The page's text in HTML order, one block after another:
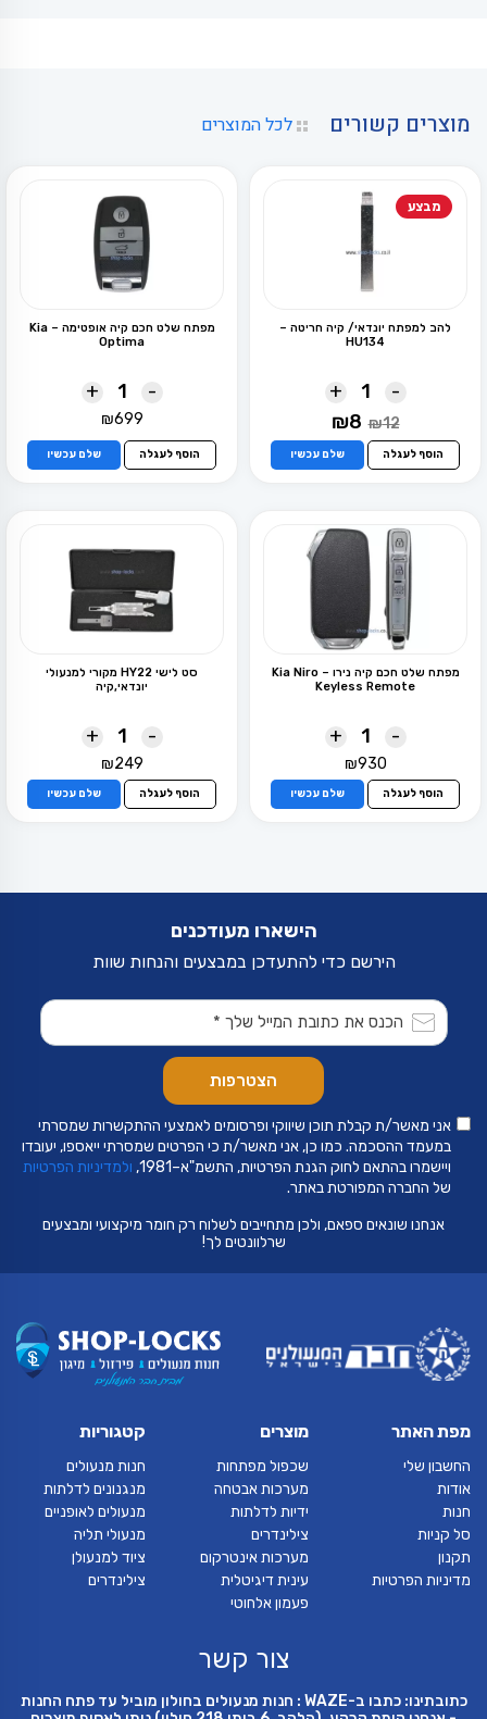
מוצרים קשורים לכל המוצרים
מבצע
להב למפתח יונדאי/ קיה חריטה –
HU134
-
+
₪12
המחיר
היה:
₪12.
₪8
הוא:
₪8.
הוסף לעגלה שלם עכשיו
מפתח שלט חכם קיה אופטימה – Kia
Optima
-
+
₪699
הוסף לעגלה שלם עכשיו
מפתח שלט חכם קיה נירו – Kia Niro
Keyless Remote
-
+
₪930
הוסף לעגלה שלם עכשיו
סט לישי HY22 מקורי למנעולי
יונדאי,קיה
-
+
₪249
הוסף לעגלה שלם עכשיו
הישארו מעודכנים
הירשם כדי להתעדכן במבצעים והנחות שוות
אני מאשר/ת קבלת תוכן שיווקי ופרסומים לאמצעי ההתקשרות שמסרתי
במעמד ההסכמה. כמו כן, אני מאשר/ת כי הפרטים שמסרתי ייאספו, יעובדו
ויישמרו בהתאם לחוק הגנת הפרטיות, התשמ"א–1981,
ולמדיניות הפרטיות
של החברה המפורטת באתר.
אנחנו שונאים ספאם, ולכן מתחייבים לשלוח רק חומר מיקצועי ומבצעים
שרלוונטים לך!
מפת האתר
החשבון שלי
אודות
חנות
סל קניות
תקנון
מדיניות הפרטיות
מוצרים
שכפול מפתחות
מערכות אבטחה
ידיות לדלתות
צילינדרים
מערכות אינטרקום
עינית דיגיטלית
פעמון אלחוטי
קטגוריות
חנות מנעולים
מנגנונים לדלתות
מנעולים לאופניים
מנעולי תליה
ציוד למנעולן
צילינדרים
צור קשר
כתובתינו: כתבו ב-WAZE : חנות מנעולים בחולון מוביל עד פתח החנות